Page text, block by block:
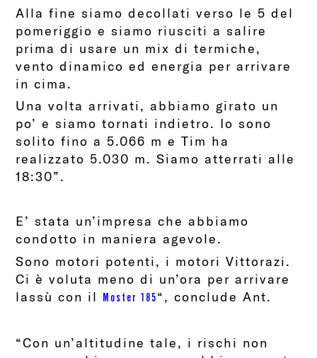
Alla fine siamo decollati verso le 5 del
pomeriggio e siamo riusciti a salire
prima di usare un mix di termiche,
vento dinamico ed energia per arrivare
in cima.
Una volta arrivati, abbiamo girato un
po’ e siamo tornati indietro. Io sono
solito fino a 5.066 m e Tim ha
realizzato 5.030 m. Siamo atterrati alle
18:30”.
E’ stata un’impresa che abbiamo
condotto in maniera agevole.
Sono motori potenti, i motori Vittorazi.
Ci è voluta meno di un’ora per arrivare
lassù con il
Moster 185“, conclude Ant.
“Con un’altitudine tale, i rischi non